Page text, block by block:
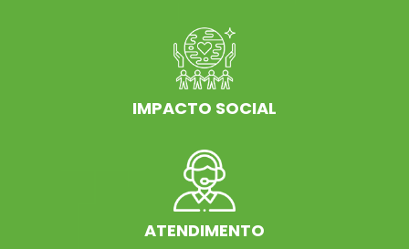
IMPACTO SOCIAL
ATENDIMENTO